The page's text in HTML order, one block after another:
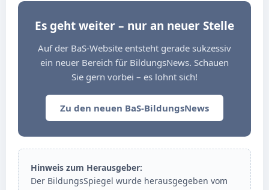
Es geht weiter – nur an neuer Stelle
Auf der BaS-Website entsteht gerade sukzessiv
ein neuer Bereich für BildungsNews. Schauen
Sie gern vorbei – es lohnt sich!
Zu den neuen BaS-BildungsNews
Hinweis zum Herausgeber:
Der BildungsSpiegel wurde herausgegeben vom